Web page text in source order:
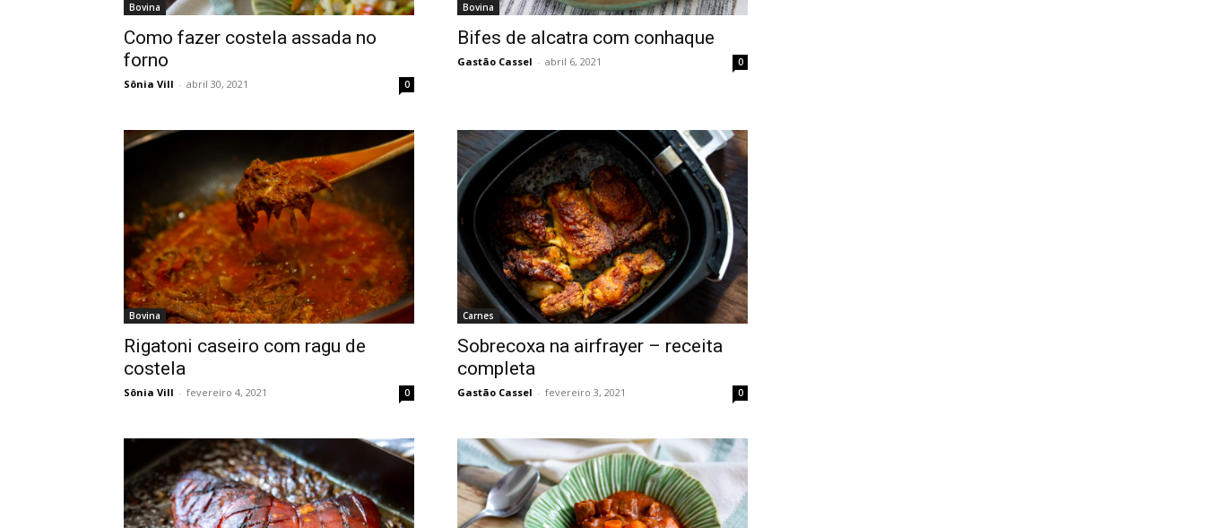
Bovina
Como fazer costela assada no
forno
Sônia Vill - abril 30, 2021 0
Bovina
Bifes de alcatra com conhaque
Gastão Cassel - abril 6, 2021 0
Bovina
Rigatoni caseiro com ragu de
costela
Sônia Vill - fevereiro 4, 2021 0
Carnes
Sobrecoxa na airfrayer – receita
completa
Gastão Cassel - fevereiro 3, 2021 0